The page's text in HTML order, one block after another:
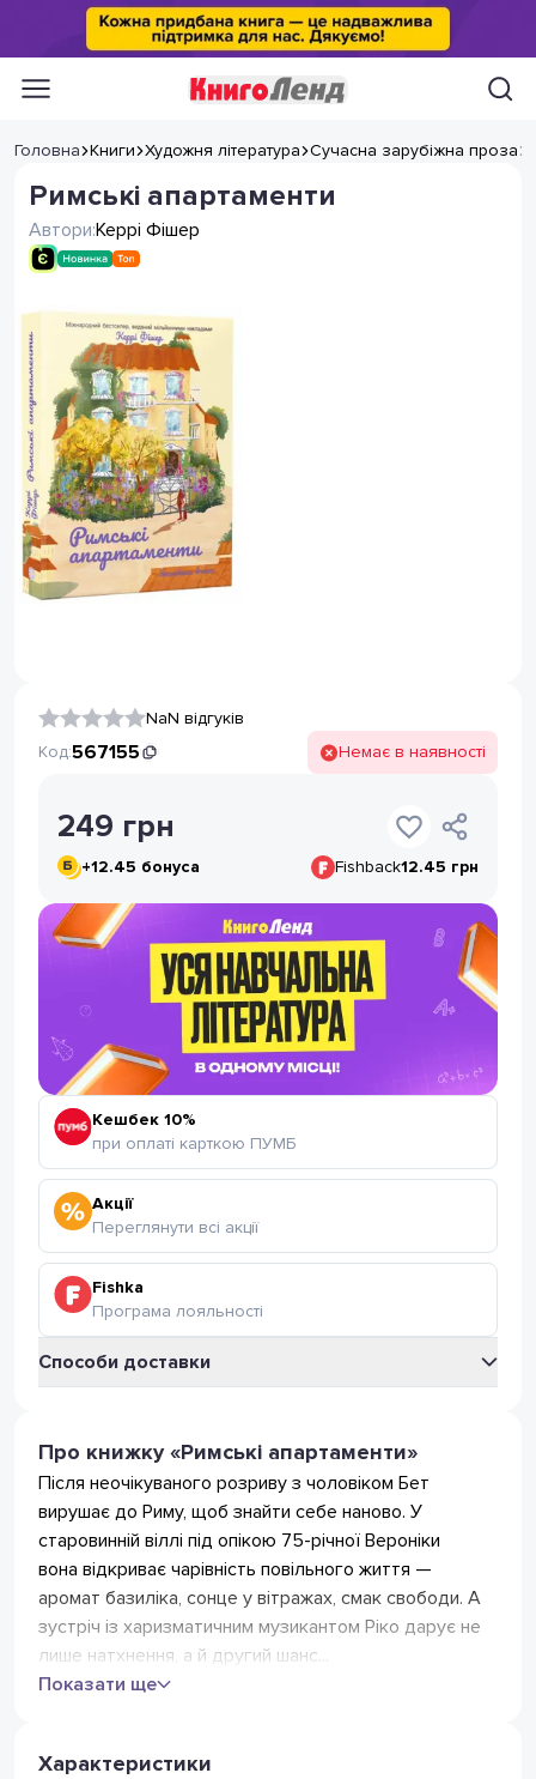
Головна Книги Художня література Сучасна зарубіжна проза
Римські апартаменти
Автори:Керрі Фішер
NaN відгуків
Код:567155 Немає в наявності
249 грн
+12.45 бонуса Fishback12.45 грн
Кешбек 10%
при оплаті карткою ПУМБ
Акції
Переглянути всі акції
Fishka
Програма лояльності
Способи доставки
Відділення Укрпошта
Поштомат Укрпошта
(безкоштовно від 399 грн.)
Нова Пошта
Відділення Нова Пошта
(безкоштовно від 799 грн)
Кур'єр Нова Пошта
(безкоштовно від 1499 грн)
105 грн
Поштомат Нова Пошта
(безкоштовно від 799 грн)
(безкоштовно від 349 грн)
Про книжку «Римські апартаменти»
Після неочікуваного розриву з чоловіком Бет
вирушає до Риму, щоб знайти себе наново. У
старовинній віллі під опікою 75-річної Вероніки
вона відкриває чарівність повільного життя —
аромат базиліка, сонце у вітражах, смак свободи. А
зустріч із харизматичним музикантом Ріко дарує не
лише натхнення, а й другий шанс...
Показати ще
Характеристики